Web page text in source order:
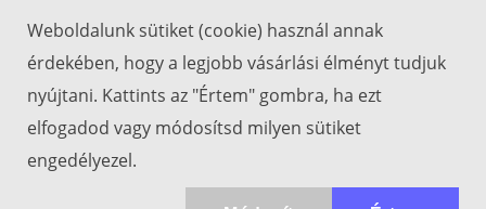
Weboldalunk sütiket (cookie) használ annak
érdekében, hogy a legjobb vásárlási élményt tudjuk
nyújtani. Kattints az "Értem" gombra, ha ezt
elfogadod vagy módosítsd milyen sütiket
engedélyezel.